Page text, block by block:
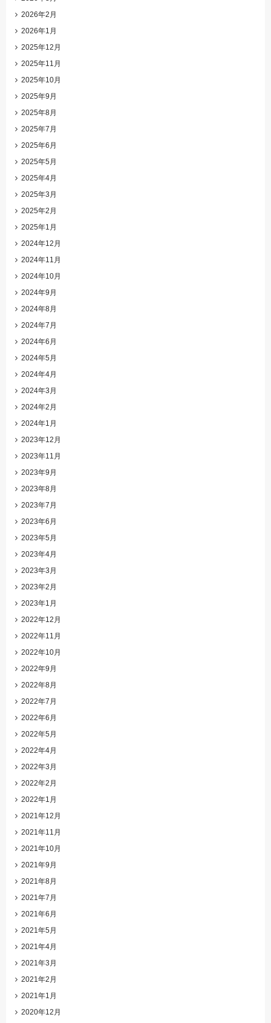
2026年2月
2026年1月
2025年12月
2025年11月
2025年10月
2025年9月
2025年8月
2025年7月
2025年6月
2025年5月
2025年4月
2025年3月
2025年2月
2025年1月
2024年12月
2024年11月
2024年10月
2024年9月
2024年8月
2024年7月
2024年6月
2024年5月
2024年4月
2024年3月
2024年2月
2024年1月
2023年12月
2023年11月
2023年9月
2023年8月
2023年7月
2023年6月
2023年5月
2023年4月
2023年3月
2023年2月
2023年1月
2022年12月
2022年11月
2022年10月
2022年9月
2022年8月
2022年7月
2022年6月
2022年5月
2022年4月
2022年3月
2022年2月
2022年1月
2021年12月
2021年11月
2021年10月
2021年9月
2021年8月
2021年7月
2021年6月
2021年5月
2021年4月
2021年3月
2021年2月
2021年1月
2020年12月